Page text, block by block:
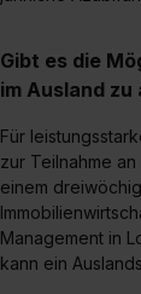
Gibt es die
im Ausland
Für
zur Teilnahme
einem
Management in
kann ein